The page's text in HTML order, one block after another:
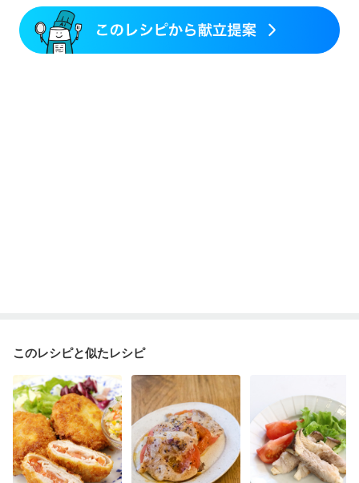
乳がん治療を終えた方・経過観察中の方など
産後（ミルク）
骨折 関節リウマチ
乾癬
フレイル（年齢に合わせた体作り）
このレシピと似たレシピ